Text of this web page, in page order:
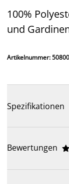
100%
und
Artikelnummer:
Spezifikationen
Bewertungen 
